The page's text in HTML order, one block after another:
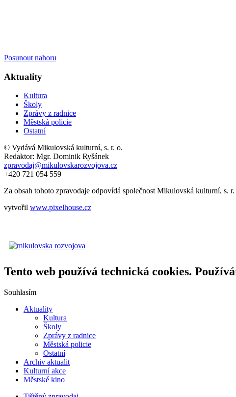
Posunout nahoru
Aktuality
Kultura
Školy
Zprávy z radnice
Městská policie
Ostatní
© Vydává Mikulovská kulturní, s. r. o.
Redaktor: Mgr. Dominik Ryšánek
zpravodaj@mikulovskarozvojova.cz
+420 721 054 559
Za obsah tohoto zpravodaje odpovídá společnost Mikulovská kulturní, s.
vytvořil www.pixelhouse.cz
Tento web používá technická cookies.
Souhlasím
Aktuality
Kultura
Školy
Zprávy z radnice
Městská policie
Ostatní
Archiv aktualit
Kulturní akce
Městské kino